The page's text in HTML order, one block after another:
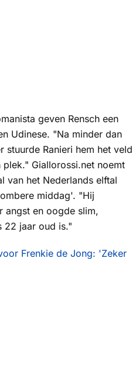
geven Rensch een
Udinese. "Na minder dan
stuurde Ranieri hem het veld
plek." Giallorossi.net noemt
van het Nederlands elftal
middag'. "Hij
angst en oogde slim,
22 jaar oud is."
Frenkie de Jong: 'Zeker